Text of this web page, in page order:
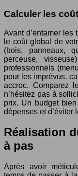
Calculer les
Avant d’entamer
le coût global de
(bois, panneaux,
perceuse,
professionnels
pour les imprévus,
accroc. Comparez
n’hésitez pas à
prix. Un budget
dépenses et d’éviter
Réalisation
à pas
Après avoir